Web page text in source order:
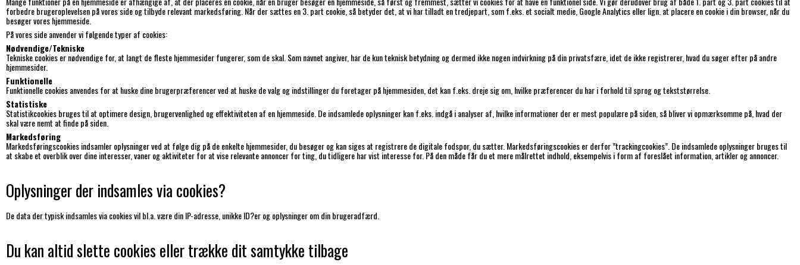
forbedre brugeroplevelsen på vores side og tilbyde relevant markedsføring. Når der sættes en 3. part cookie, så betyder det, at vi har tilladt en tredjepart, som f.eks. et socialt medie, Google Analytics eller lign. at placere en cookie i din browser, når du
besøger vores hjemmeside.
På vores side anvender vi følgende typer af cookies:
Nødvendige/Tekniske
Tekniske cookies er nødvendige for, at langt de fleste hjemmesider fungerer, som de skal. Som navnet angiver, har de kun teknisk betydning og dermed ikke nogen indvirkning på din privatsfære, idet de ikke registrerer, hvad du søger efter på andre
hjemmesider.
Funktionelle
Funktionelle cookies anvendes for at huske dine brugerpræferencer ved at huske de valg og indstillinger du foretager på hjemmesiden, det kan f.eks. dreje sig om, hvilke præferencer du har i forhold til sprog og tekststørrelse.
Statistiske
Statistikcookies bruges til at optimere design, brugervenlighed og effektiviteten af en hjemmeside. De indsamlede oplysninger kan f.eks. indgå i analyser af, hvilke informationer der er mest populære på siden, så bliver vi opmærksomme på, hvad der
skal være nemt at finde på siden.
Markedsføring
Markedsføringscookies indsamler oplysninger ved at følge dig på de enkelte hjemmesider, du besøger og kan siges at registrere de digitale fodspor, du sætter. Markedsføringscookies er derfor ”trackingcookies”. De indsamlede oplysninger bruges til
at skabe et overblik over dine interesser, vaner og aktiviteter for at vise relevante annoncer for ting, du tidligere har vist interesse for. På den måde får du et mere målrettet indhold, eksempelvis i form af foreslået information, artikler og annoncer.
Oplysninger der indsamles via cookies?
De data der typisk indsamles via cookies vil bl.a. være din IP-adresse, unikke ID?er og oplysninger om din brugeradfærd.
Du kan altid slette cookies eller trække dit samtykke tilbage